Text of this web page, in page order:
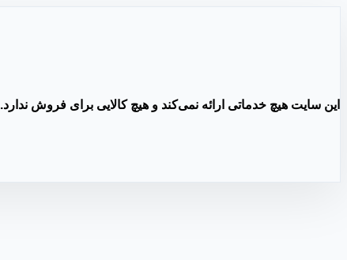
این سایت هیچ خدماتی ارائه نمی‌کند و هیچ کالایی برای فروش ندارد.